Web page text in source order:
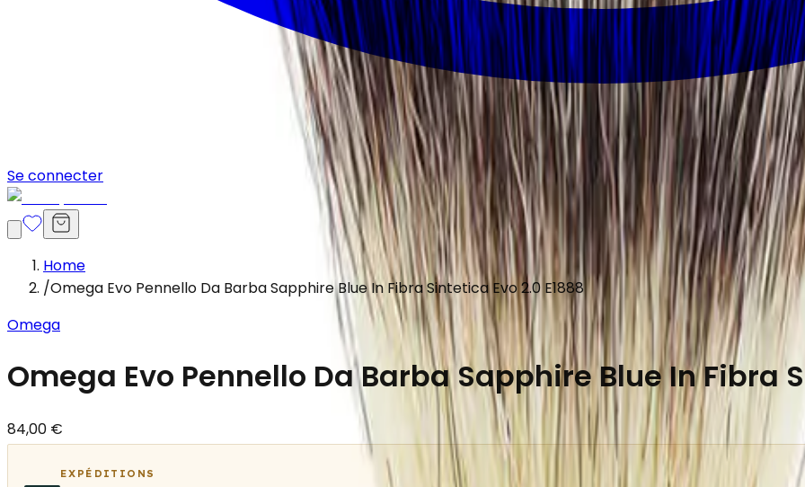
Se connecter
Home
/Omega Evo Pennello Da Barba Sapphire Blue In Fibra Sintetica Evo 2.0 E1888
Omega
Omega Evo Pennello Da Barba Sapphire Blue In Fibra
84,00 €
EXPÉDITIONS